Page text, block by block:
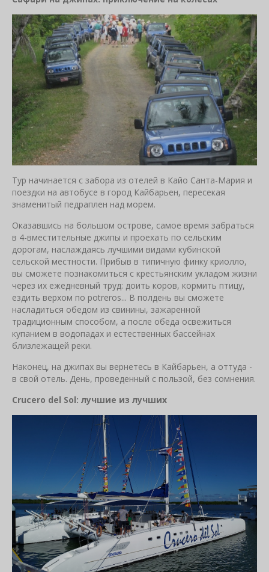
Тур начинается с забора из отелей в Кайо Санта-Мария и
поездки на автобусе в город Кайбарьен, пересекая
знаменитый педраплен над морем.
Оказавшись на большом острове, самое время забраться
в 4-вместительные джипы и проехать по сельским
дорогам, наслаждаясь лучшими видами кубинской
сельской местности. Прибыв в типичную финку криолло,
вы сможете познакомиться с крестьянским укладом жизни
через их ежедневный труд: доить коров, кормить птицу,
ездить верхом по potreros... В полдень вы сможете
насладиться обедом из свинины, зажаренной
традиционным способом, а после обеда освежиться
купанием в водопадах и естественных бассейнах
близлежащей реки.
Наконец, на джипах вы вернетесь в Кайбарьен, а оттуда -
в свой отель. День, проведенный с пользой, без сомнения.
Crucero del Sol: лучшие из лучших